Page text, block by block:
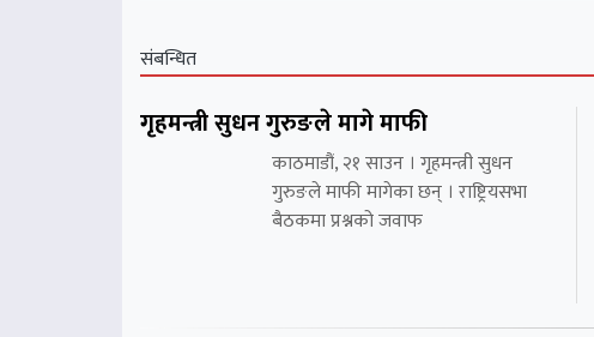
संबन्धित
गृहमन्त्री सुधन गुरुङले मागे माफी
काठमाडौं, २१ साउन । गृहमन्त्री सुधन
गुरुङले माफी मागेका छन् । राष्ट्रियसभा
बैठकमा प्रश्नको जवाफ